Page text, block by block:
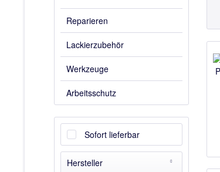
Reparieren
Lackierzubehör
Werkzeuge
Arbeitsschutz
Sofort lieferbar
Hersteller